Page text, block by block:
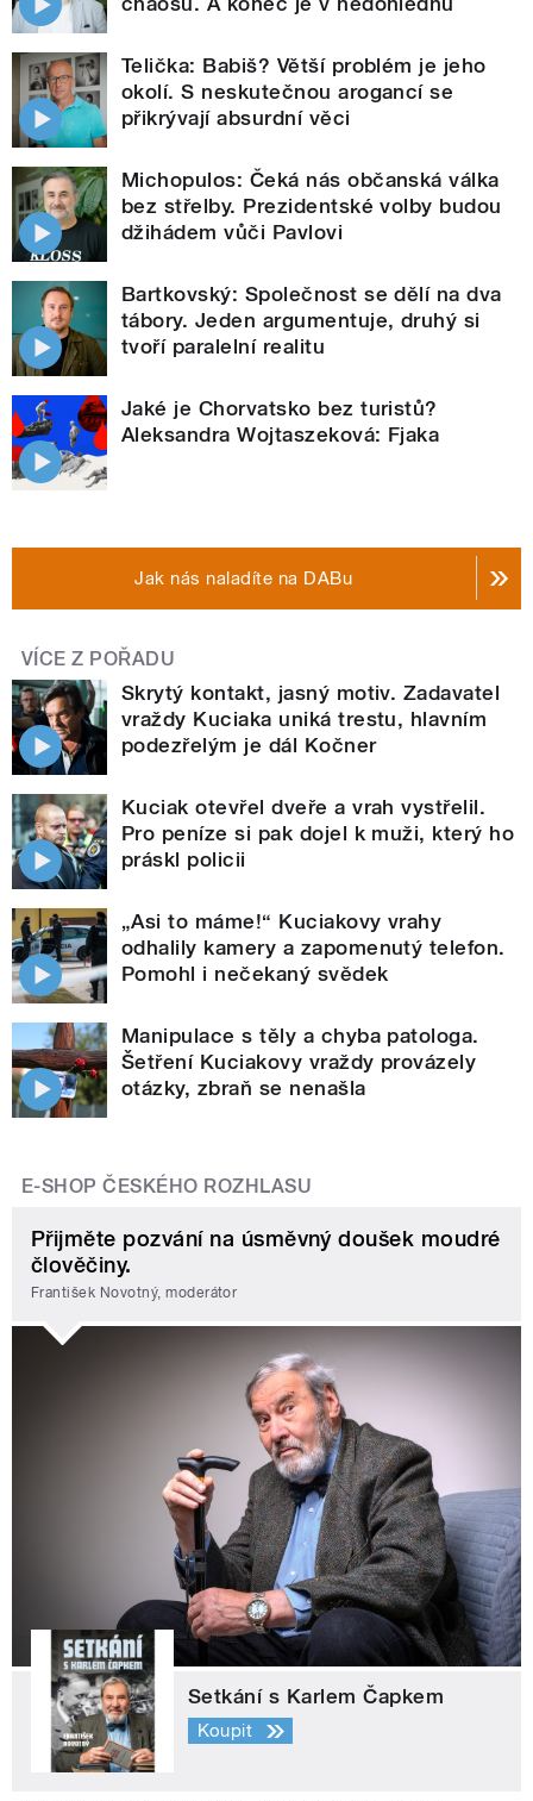
Telička: Babiš? Větší problém je jeho
okolí. S neskutečnou arogancí se
přikrývají absurdní věci
Michopulos: Čeká nás občanská válka
bez střelby. Prezidentské volby budou
džihádem vůči Pavlovi
Bartkovský: Společnost se dělí na dva
tábory. Jeden argumentuje, druhý si
tvoří paralelní realitu
Jaké je Chorvatsko bez turistů?
Aleksandra Wojtaszeková: Fjaka
Jak nás naladíte na DABu
VÍCE Z POŘADU
Skrytý kontakt, jasný motiv. Zadavatel
vraždy Kuciaka uniká trestu, hlavním
podezřelým je dál Kočner
Kuciak otevřel dveře a vrah vystřelil.
Pro peníze si pak dojel k muži, který ho
práskl policii
„Asi to máme!“ Kuciakovy vrahy
odhalily kamery a zapomenutý telefon.
Pomohl i nečekaný svědek
Manipulace s těly a chyba patologa.
Šetření Kuciakovy vraždy provázely
otázky, zbraň se nenašla
E-SHOP ČESKÉHO ROZHLASU
Přijměte pozvání na úsměvný doušek moudré
člověčiny.
František Novotný, moderátor
Setkání s Karlem Čapkem
Koupit